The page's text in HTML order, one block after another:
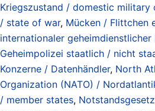
Kriegszustand / domestic
/ state of war, Mücken / Flittchen
internationaler geheimdienstlicher
Geheimpolizei staatlich / nicht
Konzerne / Datenhändler, North
Organization (NATO) /
/ member states,